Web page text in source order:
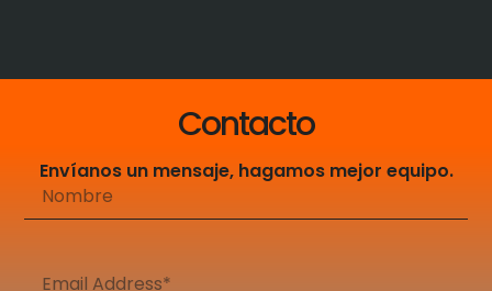
Contacto
Envíanos un mensaje, hagamos mejor equipo.